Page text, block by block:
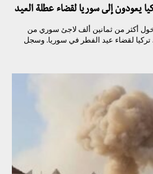
أكثر من ثمانين ألف لاجئ سوري من
تركيا لقضاء عيد الفطر في سوريا. وسجل